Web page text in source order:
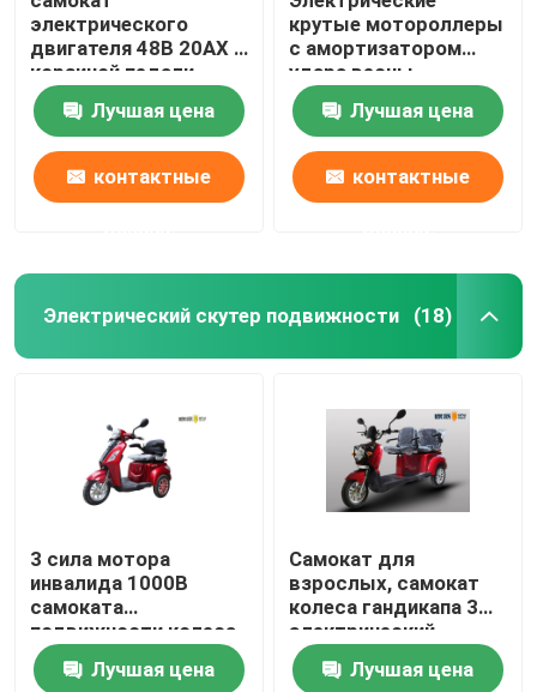
электрического
двигателя 48В 20АХ с
корзиной педали
толстой передней
Лучшая цена
контактные
крутые мотороллеры
с амортизатором
удара весны
двойника
Оверстрикинг
Лучшая цена
контактные
Электрический скутер подвижности (18)
3 сила мотора
инвалида 1000В
самоката
подвижности колеса
долгосрочная
электрическая
Лучшая цена
Самокат для
взрослых, самокат
колеса гандикапа 3
электрический
подвижности 2
человековЛучшая цена